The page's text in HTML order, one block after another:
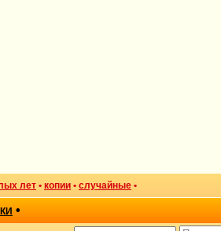
лет • копии • случайные •
•